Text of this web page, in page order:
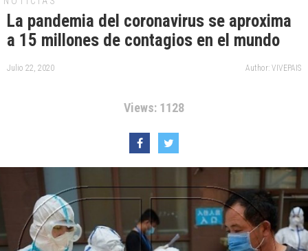
La pandemia del coronavirus se aproxima
a 15 millones de contagios en el mundo
Julio 22, 2020 Author: VIVEPAIS
Views: 1128